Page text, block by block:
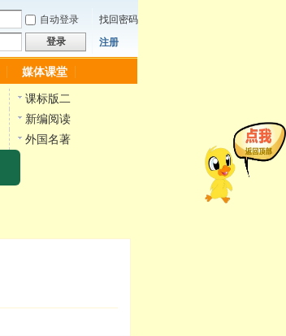
自动登录
找回密码
登录 注册
媒体课堂
课标版二
新编阅读
外国名著